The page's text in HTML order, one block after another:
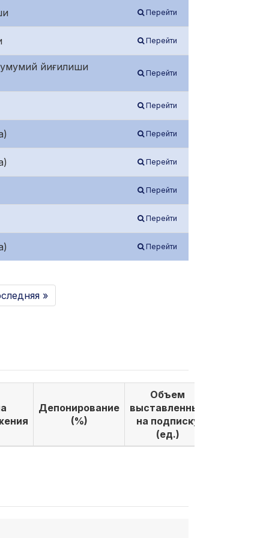
Перейти
Перейти
йиғилиши
Перейти
Перейти
Перейти
Перейти
Перейти
Перейти
Перейти
»
Депонирование
(%)
Объем
выставленных
на подписку
(ед.)